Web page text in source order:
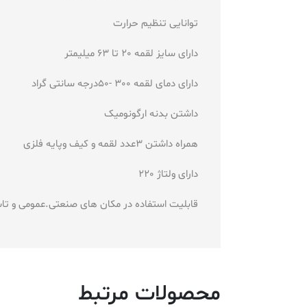
توانایی تنظیم حرارت
دارای سایز لقمه 20 تا 63 میلیمتر
دارای دمای لقمه 300 -50درجه سانتی گراد
داشتن بدنه ارگونومیک
همراه داشتن 3عدد لقمه و کیف وپایه فلزی
دارای ولتاژ 220
قابلیت استفاده در مکان های صنعتی.عمومی و
محصولات مرتبط